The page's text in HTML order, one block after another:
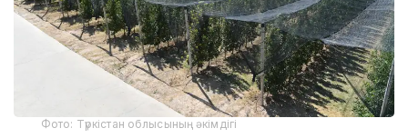
Фото: Түркістан облысының әкімдігі